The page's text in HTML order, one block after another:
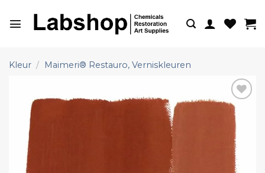
naar
Kleur / Maimeri® Restauro, Verniskleuren